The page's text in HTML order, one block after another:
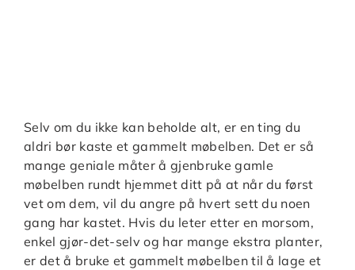
Selv om du ikke kan beholde alt, er en ting du
aldri bør kaste et gammelt møbelben. Det er så
mange geniale måter å gjenbruke gamle
møbelben rundt hjemmet ditt på at når du først
vet om dem, vil du angre på hvert sett du noen
gang har kastet. Hvis du leter etter en morsom,
enkel gjør-det-selv og har mange ekstra planter,
er det å bruke et gammelt møbelben til å lage et